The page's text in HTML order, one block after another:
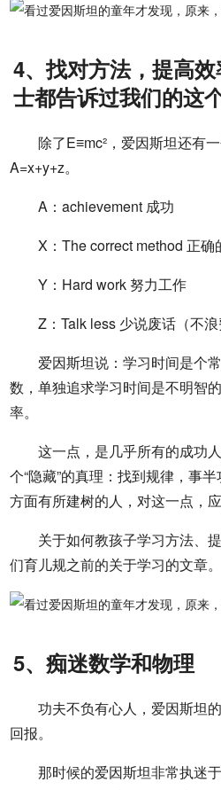
4、找对方法，提高
士都告诉过我们的这
除了E≡mc²，爱因斯坦还有
A=x+y+z。
A：achievement 成功
X：The correct method 正确
Y：Hard work 努力工作
Z：Talk less 少说废话（不浪
爱因斯坦说：学习时间是个
数，单独追求学习时间是不明智
率。
这一点，是几乎所有的成功
个“隐藏”的真理：找到规律，事
方面有所建树的人，对这一点，应
关于如何教孩子学习方法、
们育儿规之前的关于学习的文章。
5、痴迷数学和物理
功夫不负有心人，爱因斯坦
回报。
那时候的爱因斯坦非常执迷